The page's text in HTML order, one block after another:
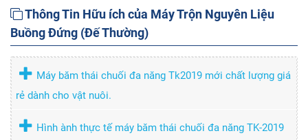
Thông Tin Hữu ích của Máy Trộn Nguyên Liệu
Buồng Đứng (Đế Thường)
Máy băm thái chuối đa năng Tk2019 mới chất lượng giá
rẻ dành cho vật nuôi.
Hình ành thực tế máy băm thái chuối đa năng TK-2019